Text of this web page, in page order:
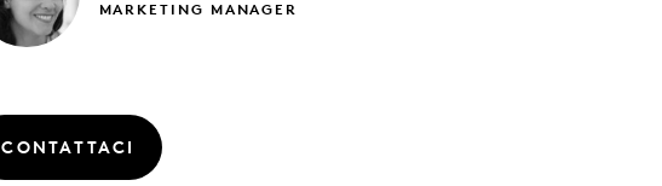
MARKETING MANAGER
CONTATTACI